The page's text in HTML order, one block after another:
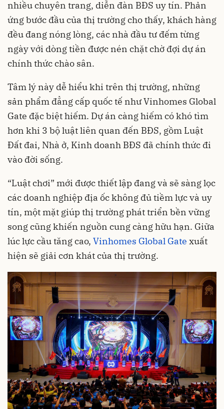
nhiều chuyên trang, diễn đàn BĐS uy tín. Phản
ứng bước đầu của thị trường cho thấy, khách hàng
đều đang nóng lòng, các nhà đầu tư đếm từng
ngày với dòng tiền được nén chặt chờ đợi dự án
chính thức chào sân.
Tâm lý này dễ hiểu khi trên thị trường, những
sản phẩm đẳng cấp quốc tế như Vinhomes Global
Gate đặc biệt hiếm. Dự án càng hiếm có khó tìm
hơn khi 3 bộ luật liên quan đến BĐS, gồm Luật
Đất đai, Nhà ở, Kinh doanh BĐS đã chính thức đi
vào đời sống.
“Luật chơi” mới được thiết lập đang và sẽ sàng lọc
các doanh nghiệp địa ốc không đủ tiềm lực và uy
tín, một mặt giúp thị trường phát triển bền vững
song cũng khiến nguồn cung càng hữu hạn. Giữa
lúc lực cầu tăng cao, Vinhomes Global Gate xuất
hiện sẽ giải cơn khát của thị trường.